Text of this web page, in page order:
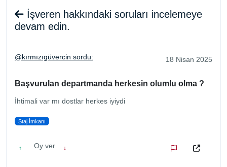
İşveren hakkındaki soruları incelemeye
devam edin.
@kırmızıgüvercin sordu: 18 Nisan 2025
Başvurulan departmanda herkesin olumlu olma ?
İhtimali var mı dostlar herkes iyiydi
Staj İmkanı
↑ Oy ver ↓